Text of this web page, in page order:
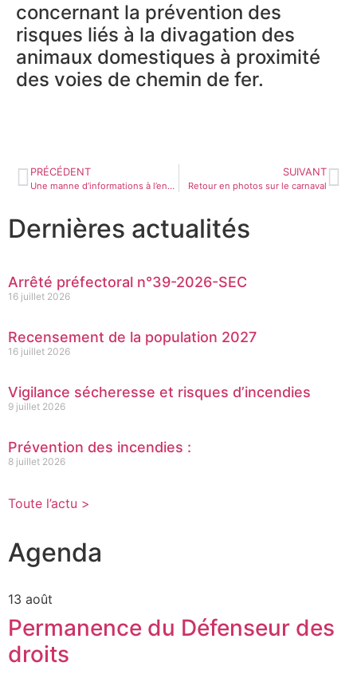
concernant la prévention des
risques liés à la divagation des
animaux domestiques à proximité
des voies de chemin de fer.
PRÉCÉDENT
Une manne d’informations à l’endroit des citoyens
SUIVANT
Retour en photos sur le carnaval
Dernières actualités
Arrêté préfectoral n°39-2026-SEC
16 juillet 2026
Recensement de la population 2027
16 juillet 2026
Vigilance sécheresse et risques d’incendies
9 juillet 2026
Prévention des incendies :
8 juillet 2026
Toute l’actu >
Agenda
13 août
Permanence du Défenseur des
droits